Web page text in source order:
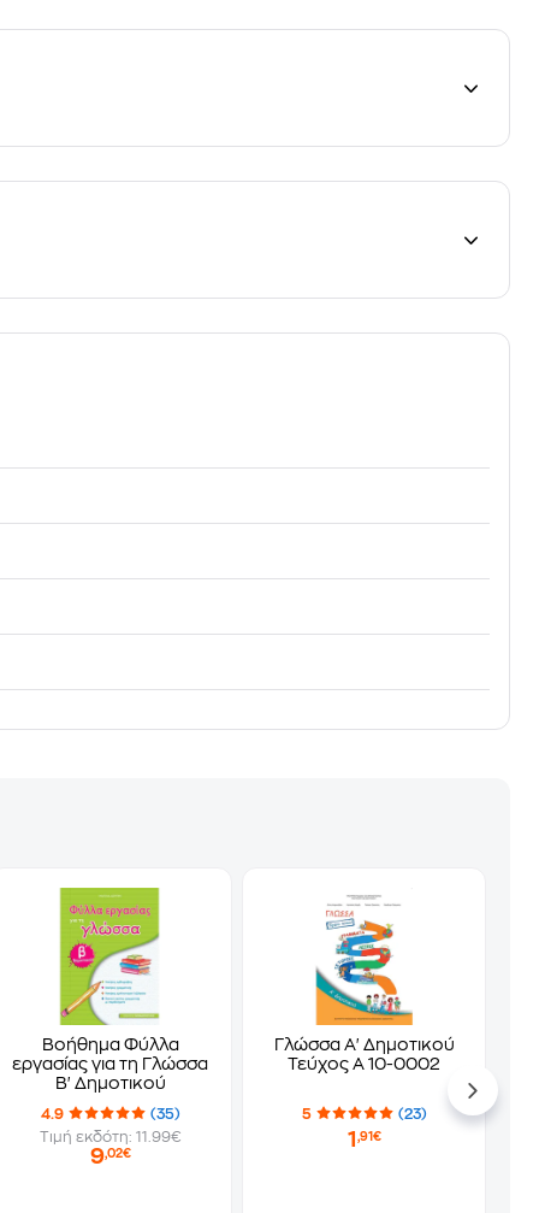
Βοήθημα Φύλλα
εργασίας για τη Γλώσσα
Β' Δημοτικού
4.9
(35)
Τιμή εκδότη: 11.99€
9,02€
Γλώσσα Α' Δημοτικού
Τεύχος Α 10-0002
5 (23)
1 ,91€